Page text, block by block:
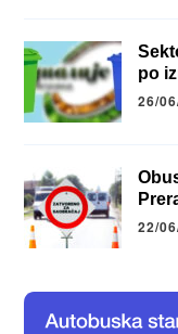
po
26/
22/